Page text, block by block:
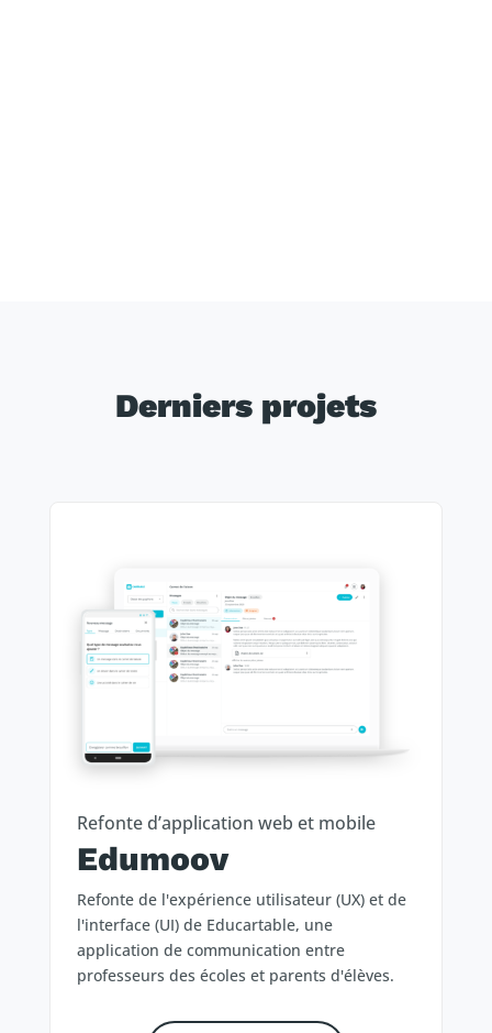
Derniers projets
Refonte d’application web et mobile
Edumoov
Refonte de l'expérience utilisateur (UX) et de
l'interface (UI) de Educartable, une
application de communication entre
professeurs des écoles et parents d'élèves.